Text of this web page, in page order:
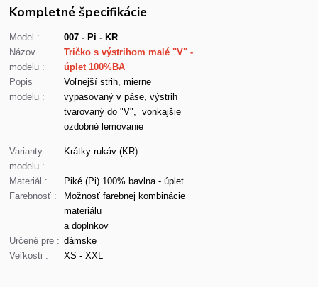
Kompletné špecifikácie
Model :
007 - Pi - KR
Názov
modelu :
Tričko s výstrihom malé "V" -
úplet 100%BA
Popis
modelu :
Voľnejší strih, mierne
vypasovaný v páse, výstrih
tvarovaný do "V", vonkajšie
ozdobné lemovanie
Varianty
modelu :
Krátky rukáv (KR)
Materiál :
Piké (Pi) 100% bavlna - úplet
Farebnosť :
Možnosť farebnej kombinácie
materiálu
a doplnkov
Určené pre : dámske
Veľkosti :
XS - XXL